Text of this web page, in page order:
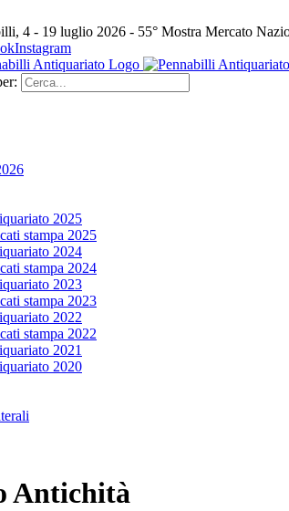
4 - 19 luglio 2026 - 55° Mostra Mercato
Instagram
2025
stampa 2025
2024
stampa 2024
2023
stampa 2023
2022
stampa 2022
2021
2020
Antichità